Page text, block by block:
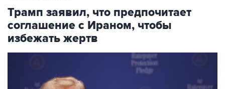
Трамп заявил, что предпочитает
соглашение с Ираном, чтобы
избежать жертв